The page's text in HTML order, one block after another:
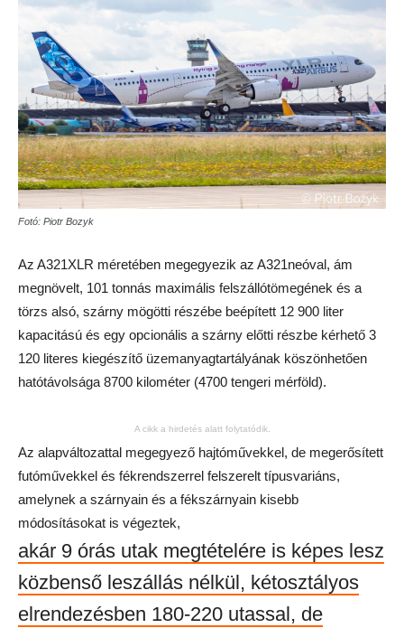
Fotó: Piotr Bozyk
Az A321XLR méretében megegyezik az A321neóval, ám
megnövelt, 101 tonnás maximális felszállótömegének és a
törzs alsó, szárny mögötti részébe beépített 12 900 liter
kapacitású és egy opcionális a szárny előtti részbe kérhető 3
120 literes kiegészítő üzemanyagtartályának köszönhetően
hatótávolsága 8700 kilométer (4700 tengeri mérföld).
A cikk a hirdetés alatt folytatódik.
Az alapváltozattal megegyező hajtóművekkel, de megerősített
futóművekkel és fékrendszerrel felszerelt típusvariáns,
amelynek a szárnyain és a fékszárnyain kisebb
módosításokat is végeztek,
akár 9 órás utak megtételére is képes lesz
közbenső leszállás nélkül, kétosztályos
elrendezésben 180-220 utassal, de